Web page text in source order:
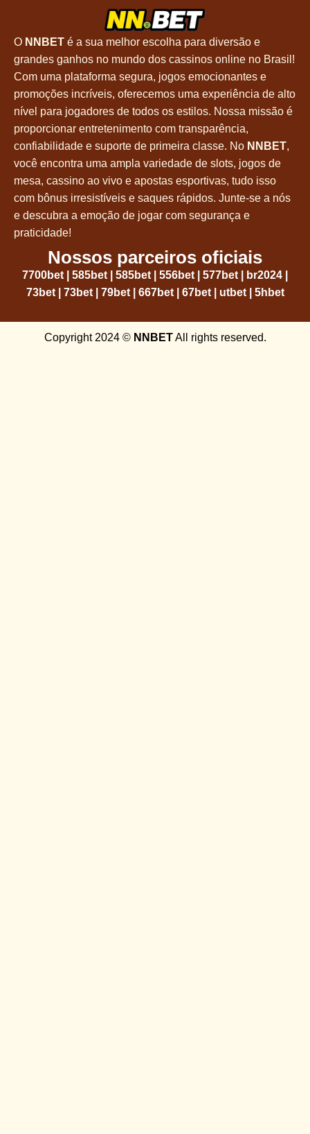
O NNBET é a sua melhor escolha para diversão e
grandes ganhos no mundo dos cassinos online no Brasil!
Com uma plataforma segura, jogos emocionantes e
promoções incríveis, oferecemos uma experiência de alto
nível para jogadores de todos os estilos. Nossa missão é
proporcionar entretenimento com transparência,
confiabilidade e suporte de primeira classe. No NNBET,
você encontra uma ampla variedade de slots, jogos de
mesa, cassino ao vivo e apostas esportivas, tudo isso
com bônus irresistíveis e saques rápidos. Junte-se a nós
e descubra a emoção de jogar com segurança e
praticidade!
Nossos parceiros oficiais
7700bet 585bet 585bet 556bet 577bet br2024
73bet| 73bet| 79bet| 667bet| 67bet| utbet| 5hbet
Copyright 2024 © NNBETAll rights reserved.